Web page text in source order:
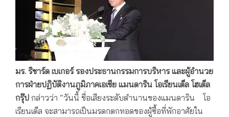
มร. ริชาร์ด เบเกอร์ รองประธานกรรมการบริหาร และผู้อำนวย
การฝ่ายปฏิบัติงานภูมิภาคเอเชีย แมนดาริน โอเรียนเต็ล โฮเต็ล
กรุ๊ป กล่าวว่า “วันนี้ ชื่อเสียงระดับตำนานของแมนดาริน โอ
เรียนเต็ล จะสามารถเป็นมรดกตกทอดของผู้ซื้อที่พักอาศัยใน